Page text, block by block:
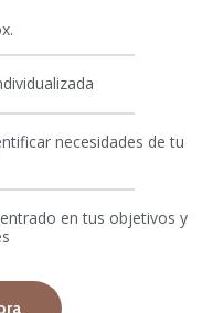
necesidades de tu
en tus objetivos y